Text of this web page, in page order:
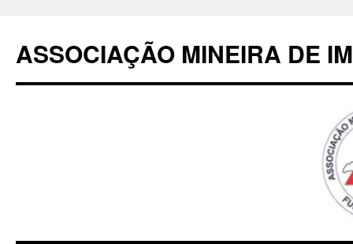
conteúdo
ASSOCIAÇÃO MINEIRA DE